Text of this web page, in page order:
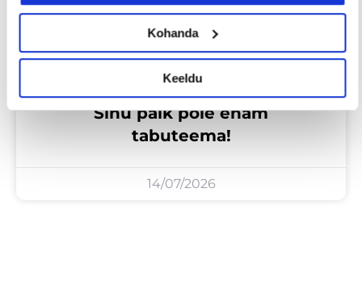
Kohanda
Keeldu
Sinu palk pole enam
tabuteema!
14/07/2026